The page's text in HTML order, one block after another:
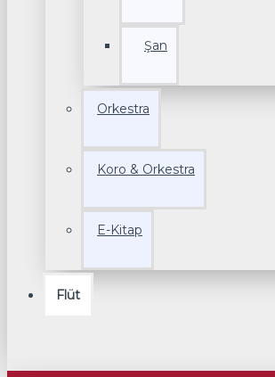
Şan
Orkestra
Koro & Orkestra
E-Kitap
Flüt